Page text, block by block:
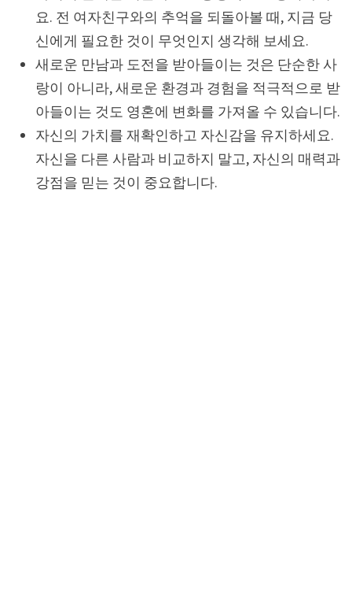
요. 전 여자친구와의 추억을 되돌아볼 때, 지금 당
신에게 필요한 것이 무엇인지 생각해 보세요.
새로운 만남과 도전을 받아들이는 것은 단순한 사
랑이 아니라, 새로운 환경과 경험을 적극적으로 받
아들이는 것도 영혼에 변화를 가져올 수 있습니다.
자신의 가치를 재확인하고 자신감을 유지하세요.
자신을 다른 사람과 비교하지 말고, 자신의 매력과
강점을 믿는 것이 중요합니다.